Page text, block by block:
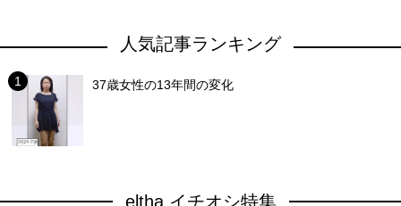
人気記事ランキング
37歳女性の13年間の変化
eltha イチオシ特集